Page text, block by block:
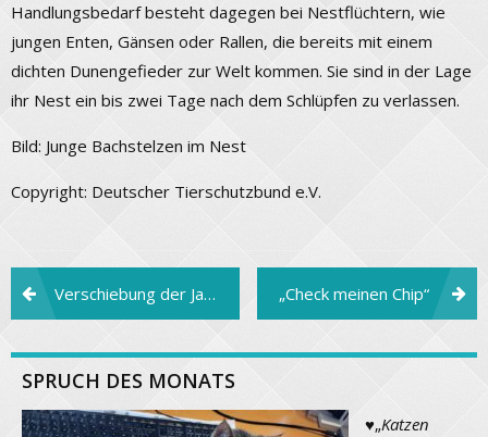
Handlungsbedarf besteht dagegen bei Nestflüchtern, wie
jungen Enten, Gänsen oder Rallen, die bereits mit einem
dichten Dunengefieder zur Welt kommen. Sie sind in der Lage
ihr Nest ein bis zwei Tage nach dem Schlüpfen zu verlassen.
Bild: Junge Bachstelzen im Nest
Copyright: Deutscher Tierschutzbund e.V.
Beitragsnavigation
Verschiebung der Jahreshauptversammlung „Check meinen Chip“
SPRUCH DES MONATS
♥„Katzen